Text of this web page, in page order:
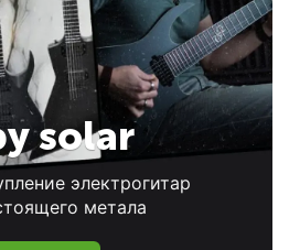
solar
электрогитар
метала